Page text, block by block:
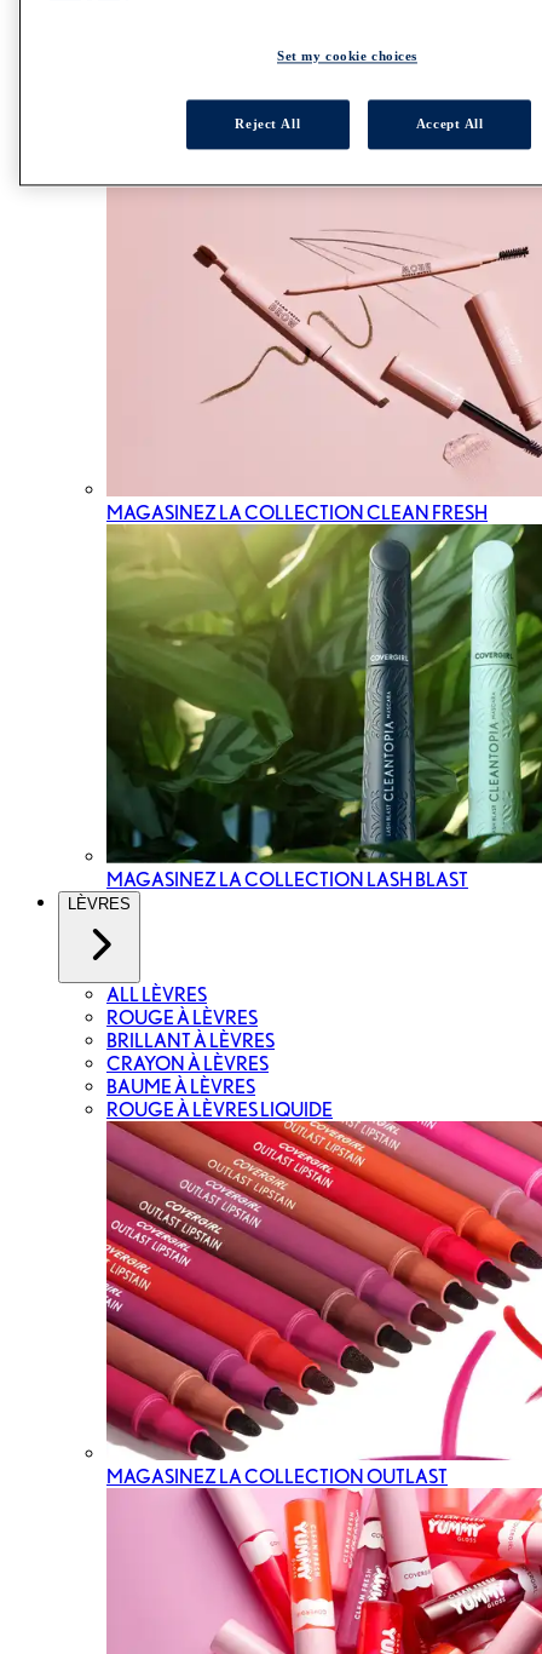
FARD À PAUPIÈRES
SOURCILS
MAGASINEZ LA COLLECTION CLEAN FRESH
MAGASINEZ LA COLLECTION LASH BLAST
LÈVRES
ALL LÈVRES
ROUGE À LÈVRES
BRILLANT À LÈVRES
CRAYON À LÈVRES
BAUME À LÈVRES
ROUGE À LÈVRES LIQUIDE
MAGASINEZ LA COLLECTION OUTLAST
Set my cookie choices
Reject All Accept All